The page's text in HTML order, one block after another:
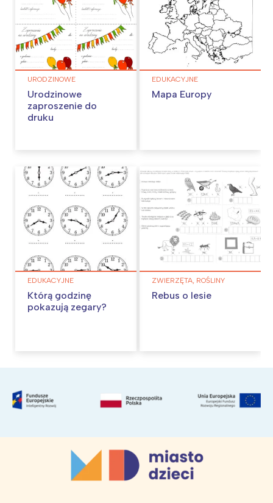
URODZINOWE
Urodzinowe
zaproszenie do
druku
EDUKACYJNE
Mapa Europy
EDUKACYJNE
Którą godzinę
pokazują zegary?
ZWIERZĘTA, ROŚLINY
Rebus o lesie